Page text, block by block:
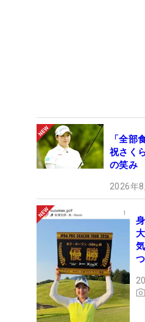
「全部
祝さく
の笑み
2026年